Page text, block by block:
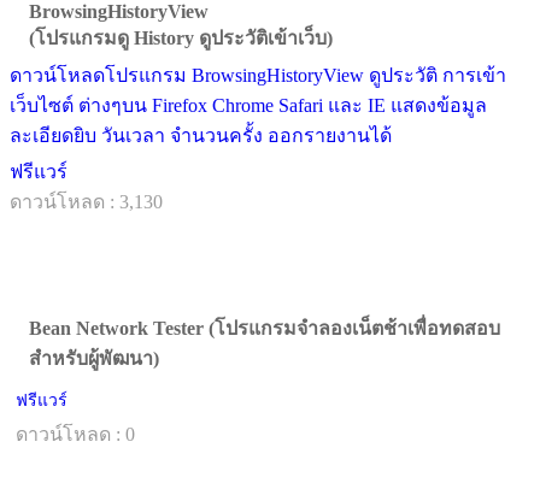
BrowsingHistoryView
(โปรแกรมดู History ดูประวัติเข้าเว็บ)
ดาวน์โหลดโปรแกรม BrowsingHistoryView ดูประวัติ การเข้า
เว็บไซต์ ต่างๆบน Firefox Chrome Safari และ IE แสดงข้อมูล
ละเอียดยิบ วันเวลา จำนวนครั้ง ออกรายงานได้
ฟรีแวร์
ดาวน์โหลด : 3,130
Bean Network Tester (โปรแกรมจำลองเน็ตช้าเพื่อทดสอบ
สำหรับผู้พัฒนา)
ฟรีแวร์
ดาวน์โหลด : 0